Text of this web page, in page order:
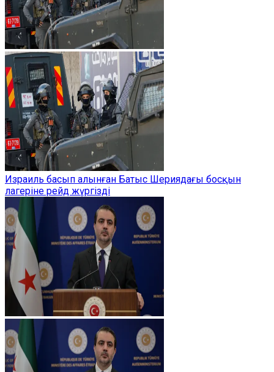
Израиль басып алынған Батыс Шериядағы босқын
лагеріне рейд жүргізді